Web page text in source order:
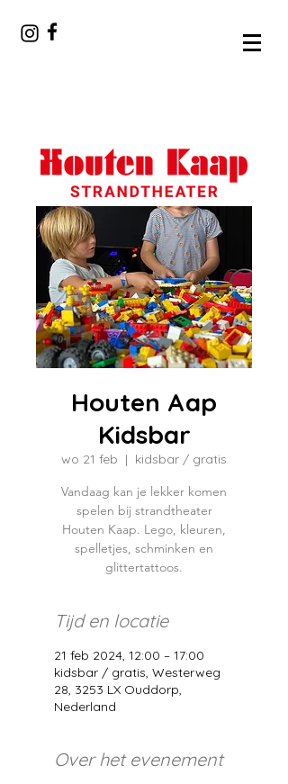
Houten Aap
Kidsbar
wo 21 feb
  |
kidsbar / gratis
Vandaag kan je lekker komen
spelen bij strandtheater
Houten Kaap. Lego, kleuren,
spelletjes, schminken en
glittertattoos.
Tijd en locatie
21 feb 2024, 12:00 – 17:00
kidsbar / gratis, Westerweg
28, 3253 LX Ouddorp,
Nederland
Over het evenement